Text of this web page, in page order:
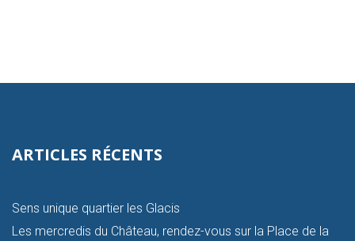
ARTICLES RÉCENTS
Sens unique quartier les Glacis
Les mercredis du Château, rendez-vous sur la Place de la